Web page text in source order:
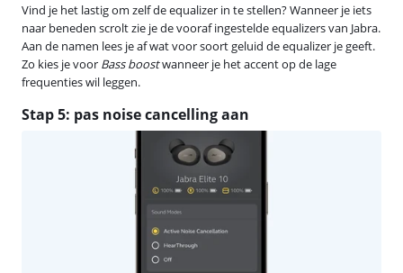
Vind je het lastig om zelf de equalizer in te stellen? Wanneer je iets
naar beneden scrolt zie je de vooraf ingestelde equalizers van Jabra.
Aan de namen lees je af wat voor soort geluid de equalizer je geeft.
Zo kies je voor Bass boostwanneer je het accent op de lage
frequenties wil leggen.
Stap 5: pas noise cancelling aan